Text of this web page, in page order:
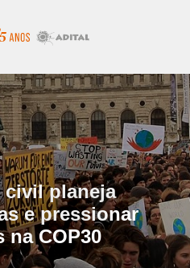
civil planeja
e pressionar
na COP30